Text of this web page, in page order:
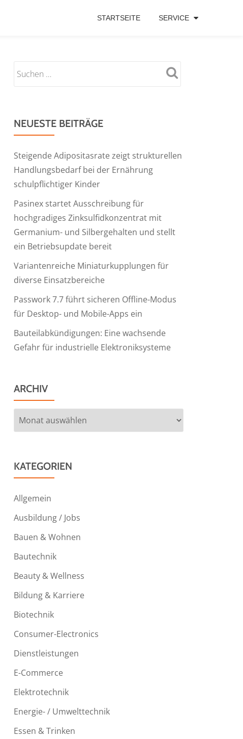
STARTSEITE SERVICE
NEUESTE BEITRÄGE
Steigende Adipositasrate zeigt strukturellen
Handlungsbedarf bei der Ernährung
schulpflichtiger Kinder
Pasinex startet Ausschreibung für
hochgradiges Zinksulfidkonzentrat mit
Germanium- und Silbergehalten und stellt
ein Betriebsupdate bereit
Variantenreiche Miniaturkupplungen für
diverse Einsatzbereiche
Passwork 7.7 führt sicheren Offline-Modus
für Desktop- und Mobile-Apps ein
Bauteilabkündigungen: Eine wachsende
Gefahr für industrielle Elektroniksysteme
ARCHIV
Archiv
KATEGORIEN
Allgemein
Ausbildung / Jobs
Bauen & Wohnen
Bautechnik
Beauty & Wellness
Bildung & Karriere
Biotechnik
Consumer-Electronics
Dienstleistungen
E-Commerce
Elektrotechnik
Energie- / Umwelttechnik
Essen & Trinken